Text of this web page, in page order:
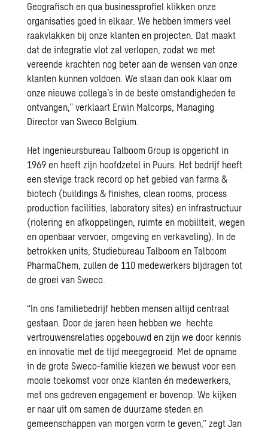
Geografisch en qua businessprofiel klikken onze
organisaties goed in elkaar. We hebben immers veel
raakvlakken bij onze klanten en projecten. Dat maakt
dat de integratie vlot zal verlopen, zodat we met
vereende krachten nog beter aan de wensen van onze
klanten kunnen voldoen. We staan dan ook klaar om
onze nieuwe collega’s in de beste omstandigheden te
ontvangen,” verklaart Erwin Malcorps, Managing
Director van Sweco Belgium.
Het ingenieursbureau Talboom Group is opgericht in
1969 en heeft zijn hoofdzetel in Puurs. Het bedrijf heeft
een stevige track record op het gebied van farma &
biotech (buildings & finishes, clean rooms, process
production facilities, laboratory sites) en infrastructuur
(riolering en afkoppelingen, ruimte en mobiliteit, wegen
enopenbaar vervoer, omgeving en verkaveling). In de
betrokken units, Studiebureau Talboom en Talboom
PharmaChem, zullen de 110 medewerkers bijdragen tot
de groei van Sweco.
“In ons familiebedrijf hebben mensen altijd centraal
gestaan. Door de jaren heen hebben we hechte
vertrouwensrelaties opgebouwd en zijn we door kennis
en innovatie met de tijd meegegroeid. Met de opname
in de grote Sweco-familie kiezen we bewust voor een
mooie toekomst voor onze klanten én medewerkers,
met ons gedreven engagement er bovenop. We kijken
er naar uit om samen deduurzame steden en
gemeenschappen van morgen vorm te geven,” zegt Jan